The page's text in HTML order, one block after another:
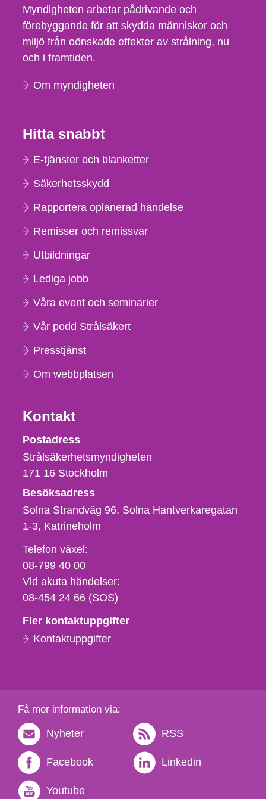
Myndigheten arbetar pådrivande och
förebyggande för att skydda människor och
miljö från oönskade effekter av strålning, nu
och i framtiden.
Om myndigheten
Hitta snabbt
E-tjänster och blanketter
Säkerhetsskydd
Rapportera oplanerad händelse
Remisser och remissvar
Utbildningar
Lediga jobb
Våra event och seminarier
Vår podd Strålsäkert
Presstjänst
Om webbplatsen
Kontakt
Strålsäkerhetsmyndigheten
Postadress
Strålsäkerhetsmyndigheten
171 16 Stockholm
Besöksadress
Solna Strandväg 96, Solna Hantverkaregatan
1-3 Katrineholm
Telefon,
fax
och
e-
Telefon växel:
08-799 40 00
Vid akuta händelser:
08-454 24 66 (SOS)
Fler kontaktuppgifter
Kontaktuppgifter
Få mer information via:
Nyheter RSS
Facebook Linkedin
Youtube